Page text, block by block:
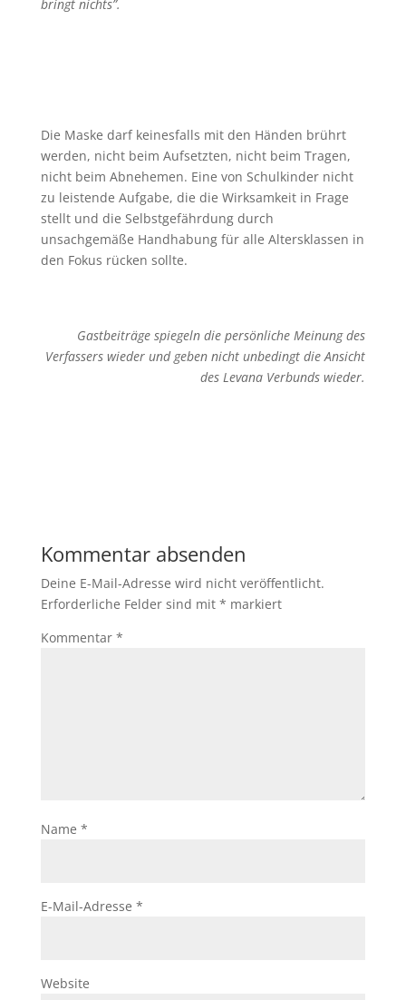
bringt nichts”.
Die Maske darf keinesfalls mit den Händen brührt
werden, nicht beim Aufsetzten, nicht beim Tragen,
nicht beim Abnehemen. Eine von Schulkinder nicht
zu leistende Aufgabe, die die Wirksamkeit in Frage
stellt und die Selbstgefährdung durch
unsachgemäße Handhabung für alle Altersklassen in
den Fokus rücken sollte.
Gastbeiträge spiegeln die persönliche Meinung des
Verfassers wiederund geben nicht unbedingt die Ansicht
des Levana Verbunds wieder.
Kommentar absenden
Deine E-Mail-Adresse wird nicht veröffentlicht.
Erforderliche Felder sind mit * markiert
Kommentar *
Name *
E-Mail-Adresse *
Website